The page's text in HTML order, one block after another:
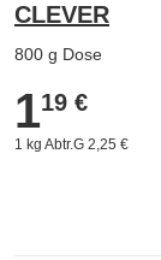
CLEVER
800 g Dose
1,19 €
119 €
1 kg Abtr.G 2,25 €